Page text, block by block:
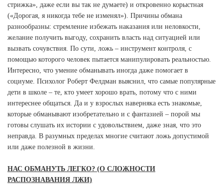
стрижка», даже если вы так не думаете) и откровенно корыстная
(«Дорогая, я никогда тебе не изменял»). Причины обмана
разнообразны: стремление избежать наказания или неловкости,
желание получить выгоду, сохранить власть над ситуацией или
вызвать сочувствия. По сути, ложь – инструмент контроля, с
помощью которого человек пытается манипулировать реальностью.
Интересно, что умение обманывать иногда даже помогает в
социуме. Психолог Роберт Фелдман выяснил, что самые популярные
дети в школе – те, кто умеет хорошо врать, потому что с ними
интереснее общаться. Да и у взрослых наверняка есть знакомые,
которые обманывают изобретательно и с фантазией – порой мы
готовы слушать их истории с удовольствием, даже зная, что это
неправда. В разумных пределах многие считают ложь допустимой
или даже полезной в жизни.
НАС ОБМАНУТЬ ЛЕГКО? (О СЛОЖНОСТИ
РАСПОЗНАВАНИЯ ЛЖИ)